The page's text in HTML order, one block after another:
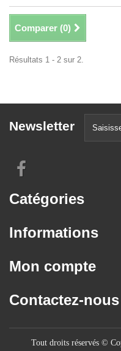
Comparer (0)
Résultats 1 - 2 sur 2.
Newsletter
Catégories
Informations
Tout droits réservés ©
Mon compte
Contactez-nous